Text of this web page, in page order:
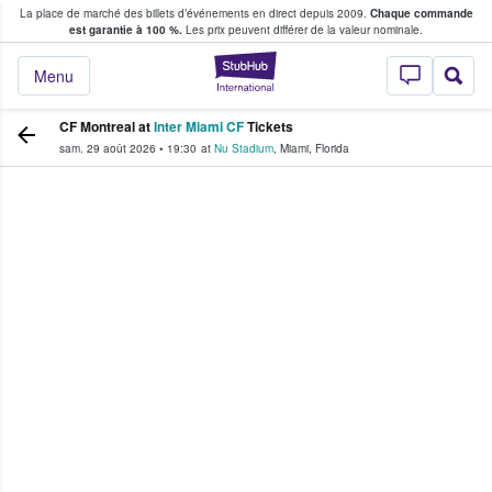
La place de marché des billets d’événements en direct depuis 2009. Chaque commande
est garantie à 100 %. Les prix peuvent différer de la valeur nominale.
StubHub - Où
Menu
fans achètent et vendent des billets
CF Montreal atInter Miami CFTickets
sam. 29 août 2026 • 19:30 at Nu Stadium, Miami, Florida